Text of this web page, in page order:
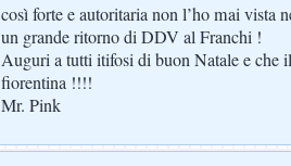
così forte e autoritaria non l’ho mai vista
un grande ritorno di DDV al Franchi !
Auguri a tutti itifosi di buon Natale e che
fiorentina !!!!
Mr. Pink